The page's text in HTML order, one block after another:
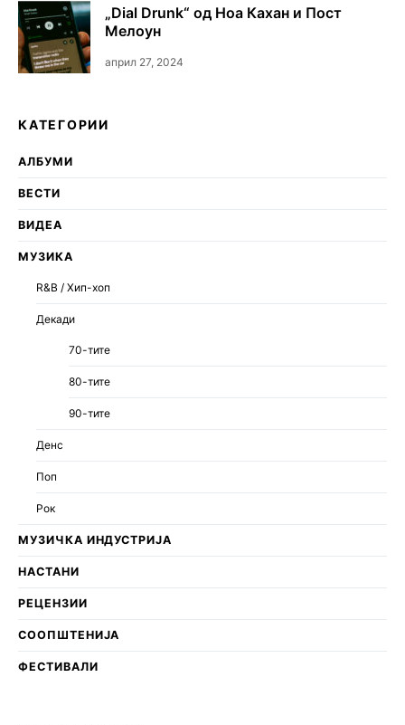
„Dial Drunk“ од Ноа Кахан и Пост
Мелоун
април 27, 2024
КАТЕГОРИИ
АЛБУМИ
ВЕСТИ
ВИДЕА
МУЗИКА
R&B / Хип-хоп
Декади
70-тите
80-тите
90-тите
Денс
Поп
Рок
МУЗИЧКА ИНДУСТРИЈА
НАСТАНИ
РЕЦЕНЗИИ
СООПШТЕНИЈА
ФЕСТИВАЛИ